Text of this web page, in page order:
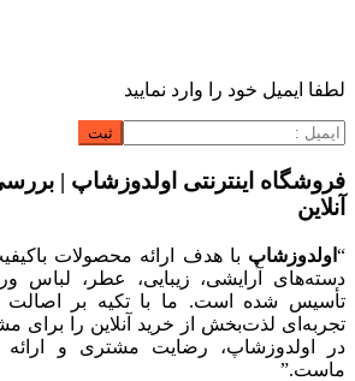
لطفا ایمیل خود را وارد نمایید
فروشگاه اینترنتی اولدوزشاپ |
آنلاین
“ اولدوزشاپ با هدف ارائه محصولات
دسته‌های آرایشی، زیبایی، عطر، لباس
تأسیس شده است. ما با تکیه بر اصالت
تجربه‌ای لذت‌بخش از خرید آنلاین را برای
در اولدوزشاپ، رضایت مشتری و ارائه
ماست.”